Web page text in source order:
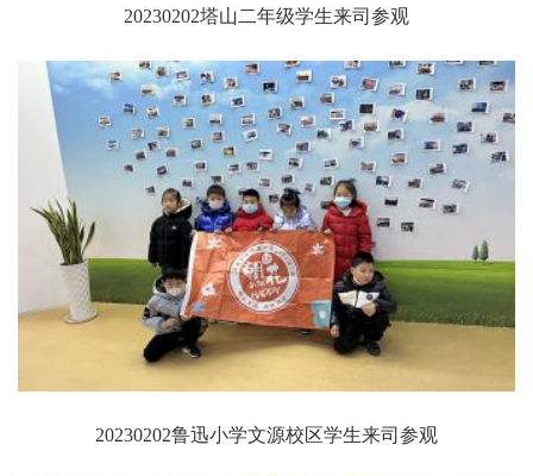
20230202塔山二年级学生来司参观
20230202鲁迅小学文源校区学生来司参观